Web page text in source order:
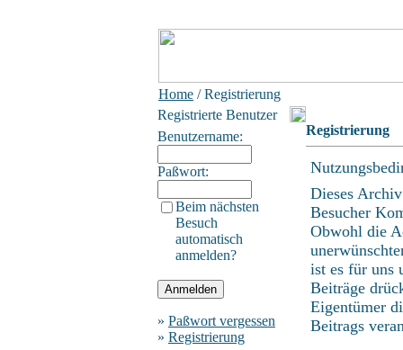
Home / Registrierung
Registrierte Benutzer
Benutzername:
Paßwort:
Beim nächsten
Besuch
automatisch
anmelden?
» Paßwort vergessen
» Registrierung
Registrierung
Dieses
Besucher
Obwohl die
ist es für uns
Beiträge
Eigentümer
Beitrags